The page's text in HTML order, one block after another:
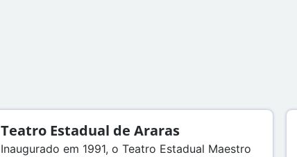
Teatro Estadual de Araras
Inaugurado em 1991, o Teatro Estadual Maestro